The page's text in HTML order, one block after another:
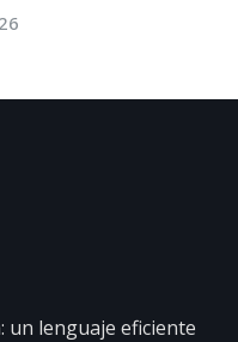
un lenguaje eficiente